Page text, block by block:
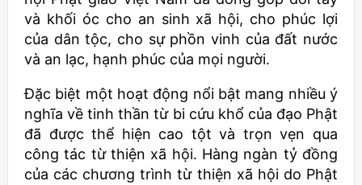
và khối óc cho an sinh xã hội, cho phúc lợi
của dân tộc, cho sự phồn vinh của đất nước
và an lạc, hạnh phúc của mọi người.
Đặc biệt một hoạt động nổi bật mang nhiều ý
nghĩa về tinh thần từ bi cứu khổ của đạo Phật
đã được thể hiện cao tột và trọn vẹn qua
công tác từ thiện xã hội. Hàng ngàn tỷ đồng
của các chương trình từ thiện xã hội do Phật